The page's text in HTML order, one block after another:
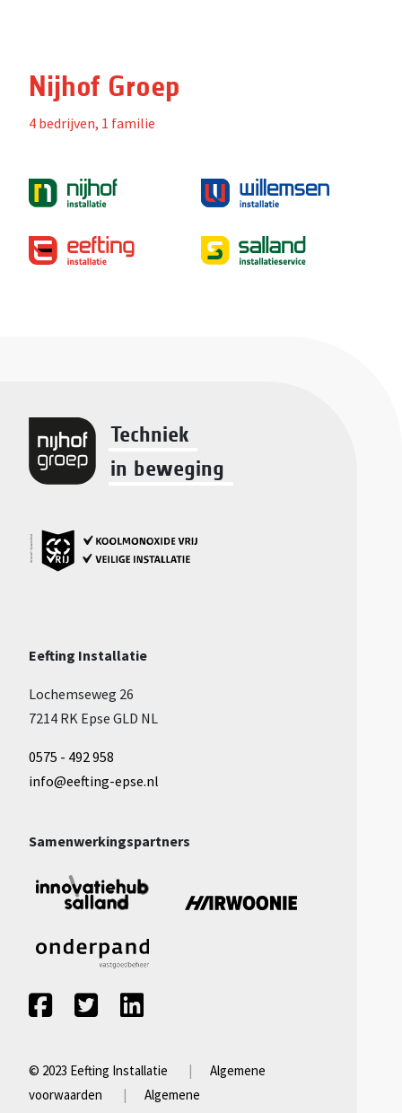
Nijhof Groep
4 bedrijven, 1 familie
Eefting Installatie
Lochemseweg 26
7214 RK Epse GLD NL
0575 - 492 958
info@eefting-epse.nl
Samenwerkingspartners
Techniek
in beweging
© 2023 Eefting Installatie
Algemene
voorwaarden
Algemene